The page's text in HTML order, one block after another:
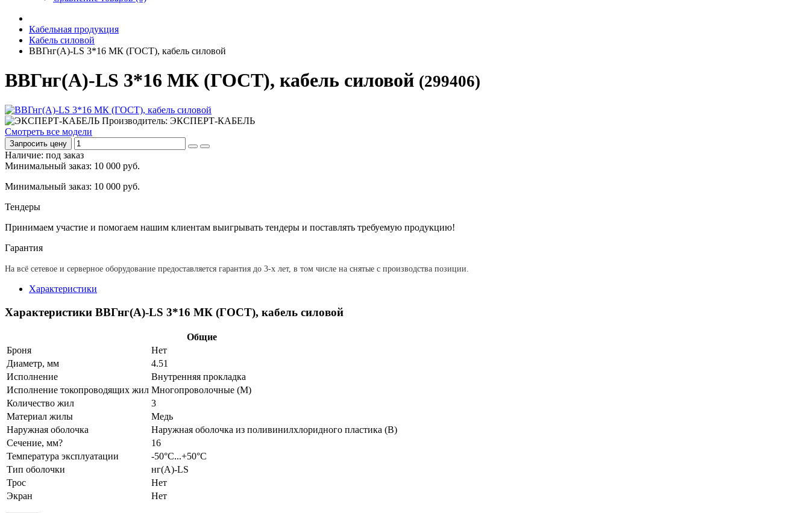
Кабельная продукция
Кабель силовой
ВВГнг(А)-LS 3*16 МК (ГОСТ), кабель силовой
ВВГнг(А)-LS 3*16 МК (ГОСТ), кабель силовой (299406)
Производитель: ЭКСПЕРТ-КАБЕЛЬ
Смотреть все модели
Запросить цену
Наличие: под заказ
Минимальный заказ: 10 000 руб.
Минимальный заказ: 10 000 руб.
Тендеры
Принимаем участие и помогаем нашим клиентам выигрывать тендеры и поставлять требуемую продукцию!
Гарантия
На всё сетевое и серверное оборудование предоставляется гарантия до 3-х лет, в том числе на снятые с производства позиции.
Характеристики
Характеристики ВВГнг(А)-LS 3*16 МК (ГОСТ), кабель силовой
Общие
Броня
Нет
Диаметр, мм
4.51
Исполнение
Внутренняя прокладка
Исполнение токопроводящих жил Многопроволочные (М)
Количество жил
3
Материал жилы
Медь
Наружная оболочка
Наружная оболочка из поливинилхлоридного пластика (В)
Сечение, мм?
16
Температура эксплуатации
-50°С...+50°С
Тип оболочки
нг(A)-LS
Трос
Нет
Экран
Нет